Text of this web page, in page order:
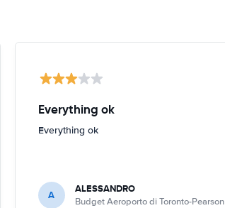
Everything ok
Everything ok
A ALESSANDRO
Budget Aeroporto di Toronto-Pearson